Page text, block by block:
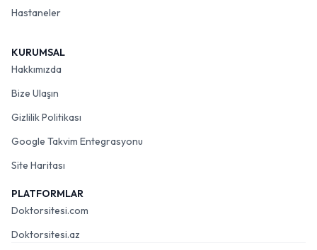
Hastaneler
KURUMSAL
Hakkımızda
Bize Ulaşın
Gizlilik Politikası
Google Takvim Entegrasyonu
Site Haritası
PLATFORMLAR
Doktorsitesi.com
Doktorsitesi.az